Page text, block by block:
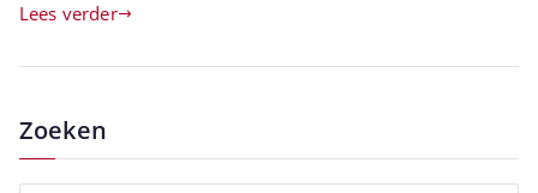
Lees verder
Zoeken